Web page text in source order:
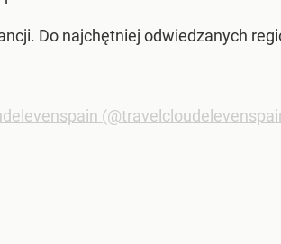
Do najchętniej odwiedzanych